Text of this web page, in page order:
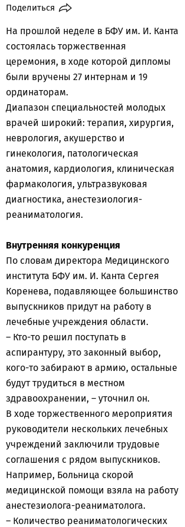
Поделиться
На прошлой неделе в БФУ им. И. Канта
состоялась торжественная
церемония, в ходе которой дипломы
были вручены 27 интернам и 19
ординаторам.
Диапазон специальностей молодых
врачей широкий: терапия, хирургия,
неврология, акушерство и
гинекология, патологическая
анатомия, кардиология, клиническая
фармакология, ультразвуковая
диагностика, анестезиология-
реаниматология.
Внутренняя конкуренция
По словам директора Медицинского
института БФУ им. И. Канта Сергея
Коренева, подавляющее большинство
выпускников придут на работу в
лечебные учреждения области.
– Кто-то решил поступать в
аспирантуру, это законный выбор,
кого-то забирают в армию, остальные
будут трудиться в местном
здравоохранении, – уточнил он.
В ходе торжественного мероприятия
руководители нескольких лечебных
учреждений заключили трудовые
соглашения с рядом выпускников.
Например, Больница скорой
медицинской помощи взяла на работу
анестезиолога-реаниматолога.
– Количество реаниматологических